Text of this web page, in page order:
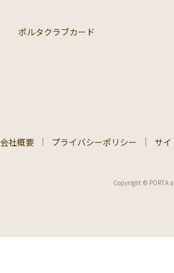
ポルタクラブカード
会社概要 プライバシーポリシー サ
Copyright © PORTA